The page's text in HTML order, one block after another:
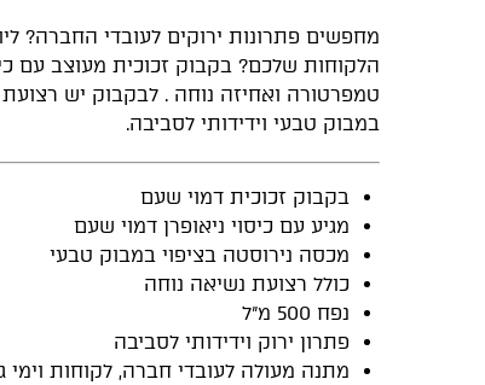
מחפשים פתרונות ירוקים לעובדי החברה?
הלקוחות שלכם? בקבוק זכוכית מעוצב עם
טמפרטורה ואחיזה נוחה . לבקבוק יש
במבוק טבעי וידידותי לסביבה.
בקבוק זכוכית דמוי שעם
מגיע עם כיסוי ניאופרן דמוי שעם
מכסה נירוסטה בציפוי במבוק טבעי
כולל רצועת נשיאה נוחה
נפח 500 מ"ל
פתרון ירוק וידידותי לסביבה
מתנה מעולה לעובדי חברה, לקוחות וימי